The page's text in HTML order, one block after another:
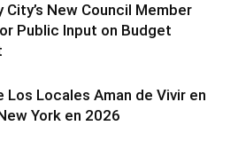
City’s New Council Member
Public Input on Budget
Los Locales Aman de Vivir en
York en 2026